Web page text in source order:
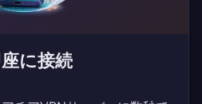
に接続